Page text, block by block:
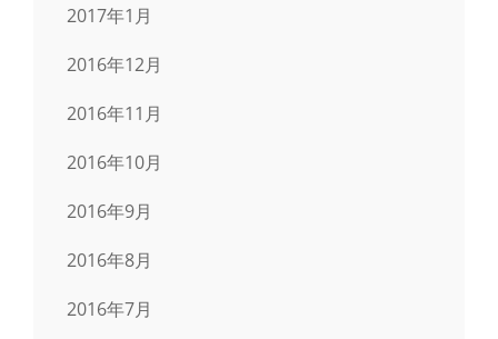
2017年1月
2016年12月
2016年11月
2016年10月
2016年9月
2016年8月
2016年7月